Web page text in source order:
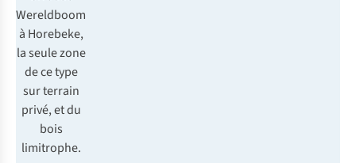
Wereldboom
à Horebeke,
la seule zone
de ce type
sur terrain
privé, et du
bois
limitrophe.